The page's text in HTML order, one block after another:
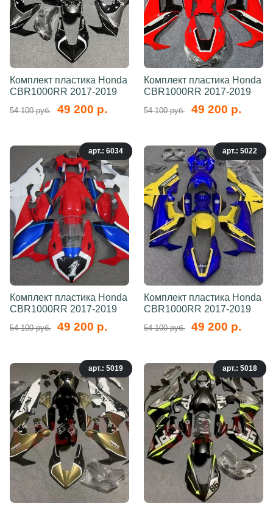
Комплект пластика Honda
CBR1000RR 2017-2019
54 100 руб. 49 200 р.
Комплект пластика Honda
CBR1000RR 2017-2019
54 100 руб. 49 200 р.
арт.: 6034
Комплект пластика Honda
CBR1000RR 2017-2019
54 100 руб. 49 200 р.
арт.: 5022
Комплект пластика Honda
CBR1000RR 2017-2019
54 100 руб. 49 200 р.
арт.: 5019 арт.: 5018